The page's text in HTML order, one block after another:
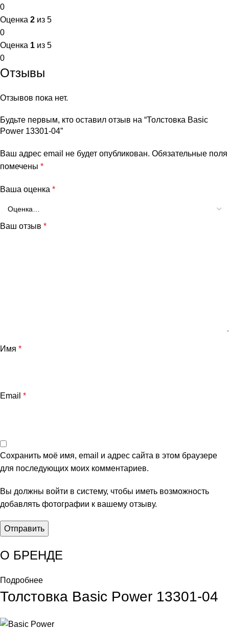
0
Оценка 2 из 5
0
Оценка 1 из 5
0
Отзывы
Отзывов пока нет.
Будьте первым, кто оставил отзыв на “Толстовка Basic
Power 13301-04”
Ваш адрес email не будет опубликован. Обязательные поля
помечены *
Ваша оценка *
Ваш отзыв *
Имя *
Email *
Сохранить моё имя, email и адрес сайта в этом браузере
для последующих моих комментариев.
Вы должны войти в систему, чтобы иметь возможность
добавлять фотографии к вашему отзыву.
О БРЕНДЕ
Подробнее
Толстовка Basic Power 13301-04